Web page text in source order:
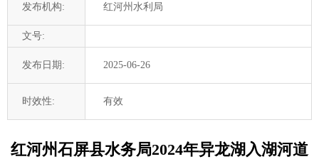
发布机构: 红河州水利局
文号:
发布日期: 2025-06-26
时效性: 有效
红河州石屏县水务局2024年异龙湖入湖河道